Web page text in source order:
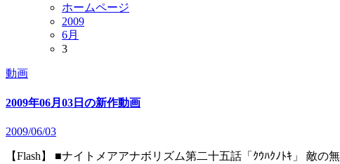
ホームページ
2009
6月
3
動画
2009年06月03日の新作動画
2009/06/03
【Flash】 ■ナイトメアアナボリズム第二十五話「ｸｳﾊｸﾉﾄｷ」 敵の無効化能力の謎を探りに新たな仲間が集うシリーズ第